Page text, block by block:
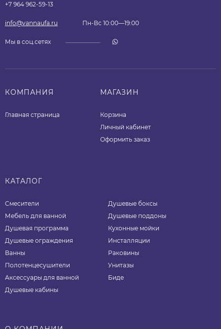
+7 964 962-59-13
info@vannaufa.ru Пн-Вс 10:00—19:00
Мы в соц.сетях
КОМПАНИЯ
Главная страница
МАГАЗИН
Корзина
Личный кабинет
Оформить заказ
КАТАЛОГ
Смесители
Мебель для ванной
Душевая программа
Душевые ограждения
Ванны
Полотенцесушители
Аксессуары для ванной
Душевые кабины
Душевые боксы
Душевые поддоны
Кухонные мойки
Инсталляции
Раковины
Унитазы
Биде